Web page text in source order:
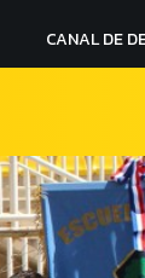
CANAL DE